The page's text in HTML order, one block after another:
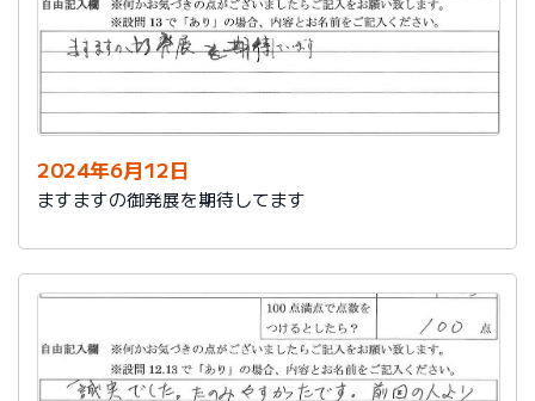
2024年6月12日
ますますの御発展を期待してます